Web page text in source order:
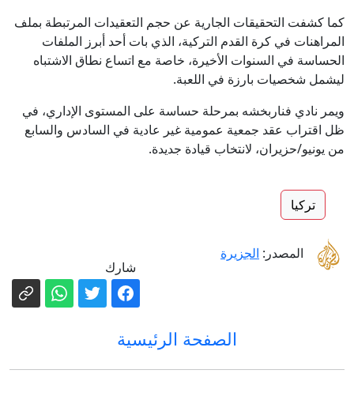
كما كشفت التحقيقات الجارية عن حجم التعقيدات المرتبطة بملف
المراهنات في كرة القدم التركية، الذي بات أحد أبرز الملفات
الحساسة في السنوات الأخيرة، خاصة مع اتساع نطاق الاشتباه
ليشمل شخصيات بارزة في اللعبة.
ويمر نادي فناربخشه بمرحلة حساسة على المستوى الإداري، في
ظل اقتراب عقد جمعية عمومية غير عادية في السادس والسابع
من يونيو/حزيران، لانتخاب قيادة جديدة.
تركيا
المصدر: الجزيرة
شارك
الصفحة الرئيسية